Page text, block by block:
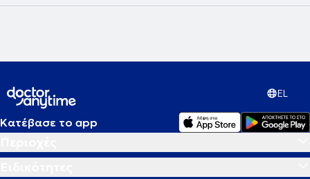
EL
Κατέβασε το app